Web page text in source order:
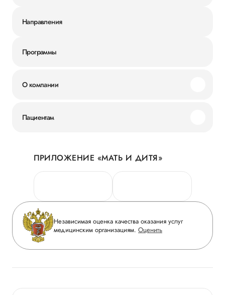
Направления
Программы
О компании
Новости
Руководство
Сотрудничество
Инвесторам
Журнал «Мать и дитя»
Вакансии
Медицинский туризм
Пациентам
Личный кабинет
Персональные данные
Горячая линия качества
Вопрос-ответ
Приложение пациента
Статьи
ПРИЛОЖЕНИЕ «МАТЬ И ДИТЯ»
Независимая оценка качества оказания услуг
медицинским организациям. Оценить